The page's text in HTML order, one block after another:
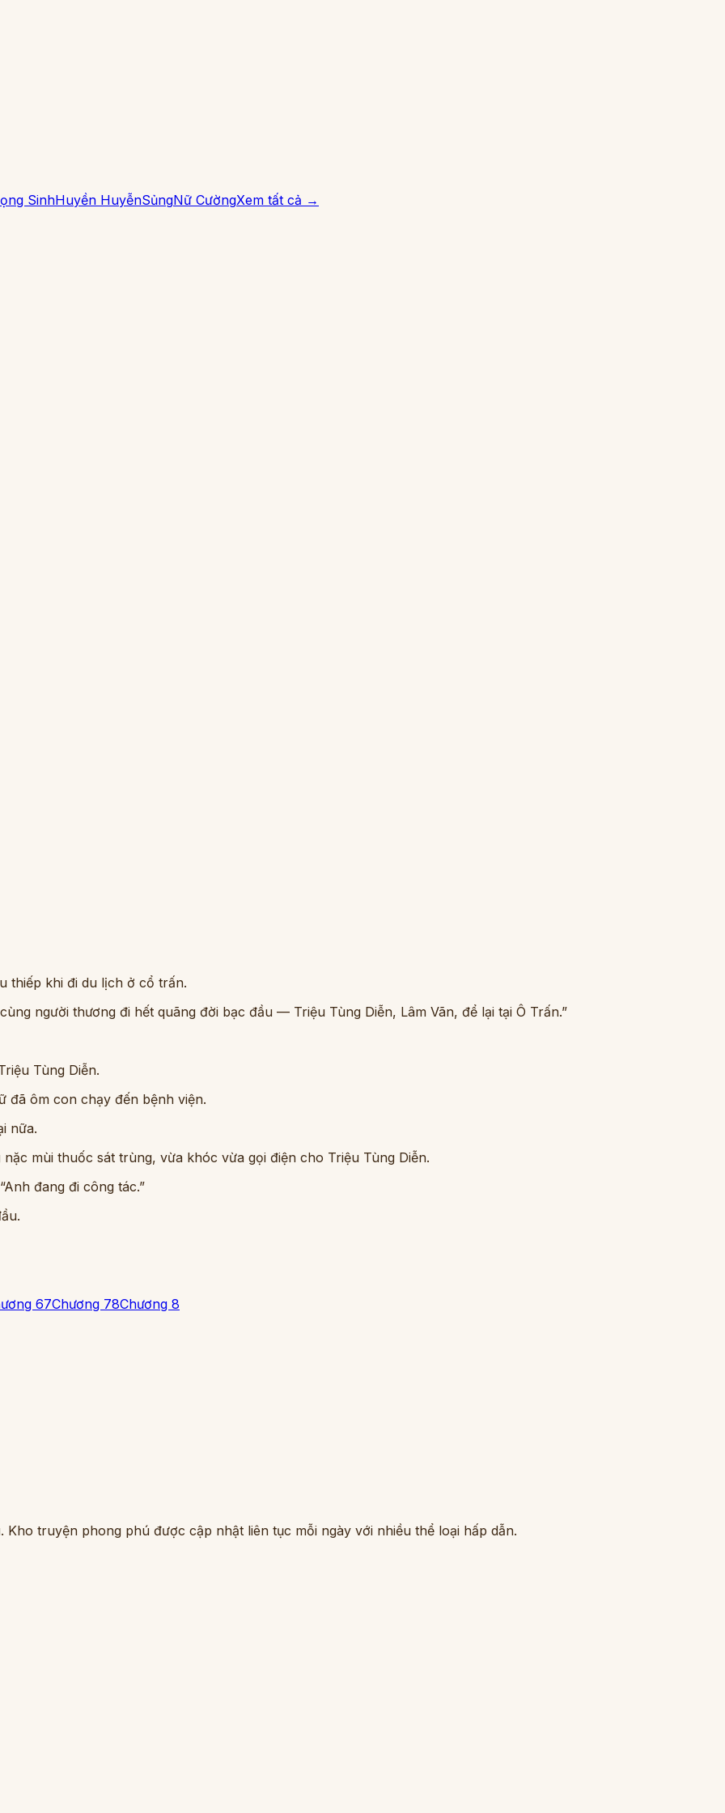
SinhHuyền HuyễnSủngNữ CườngXem tất cả →
thiếp khi đi du lịch ở cổ trấn.
người thương đi hết quãng đời bạc đầu — Triệu Tùng Diễn, Lâm Vãn, để lại tại Ô Trấn.”
Tùng Diễn.
đã ôm con chạy đến bệnh viện.
nữa.
mùi thuốc sát trùng, vừa khóc vừa gọi điện cho Triệu Tùng Diễn.
đang đi công tác.”
67Chương 78Chương 8
truyện phong phú được cập nhật liên tục mỗi ngày với nhiều thể loại hấp dẫn.